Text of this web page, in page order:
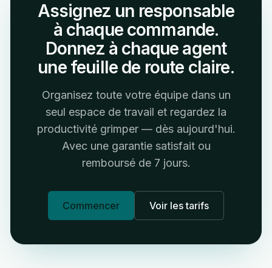
Assignez un responsable
à chaque commande.
Donnez à chaque agent
une feuille de route claire.
Organisez toute votre équipe dans un
seul espace de travail et regardez la
productivité grimper — dès aujourd'hui.
Avec une garantie satisfait ou
remboursé de 7 jours.
Commencer Voir les tarifs